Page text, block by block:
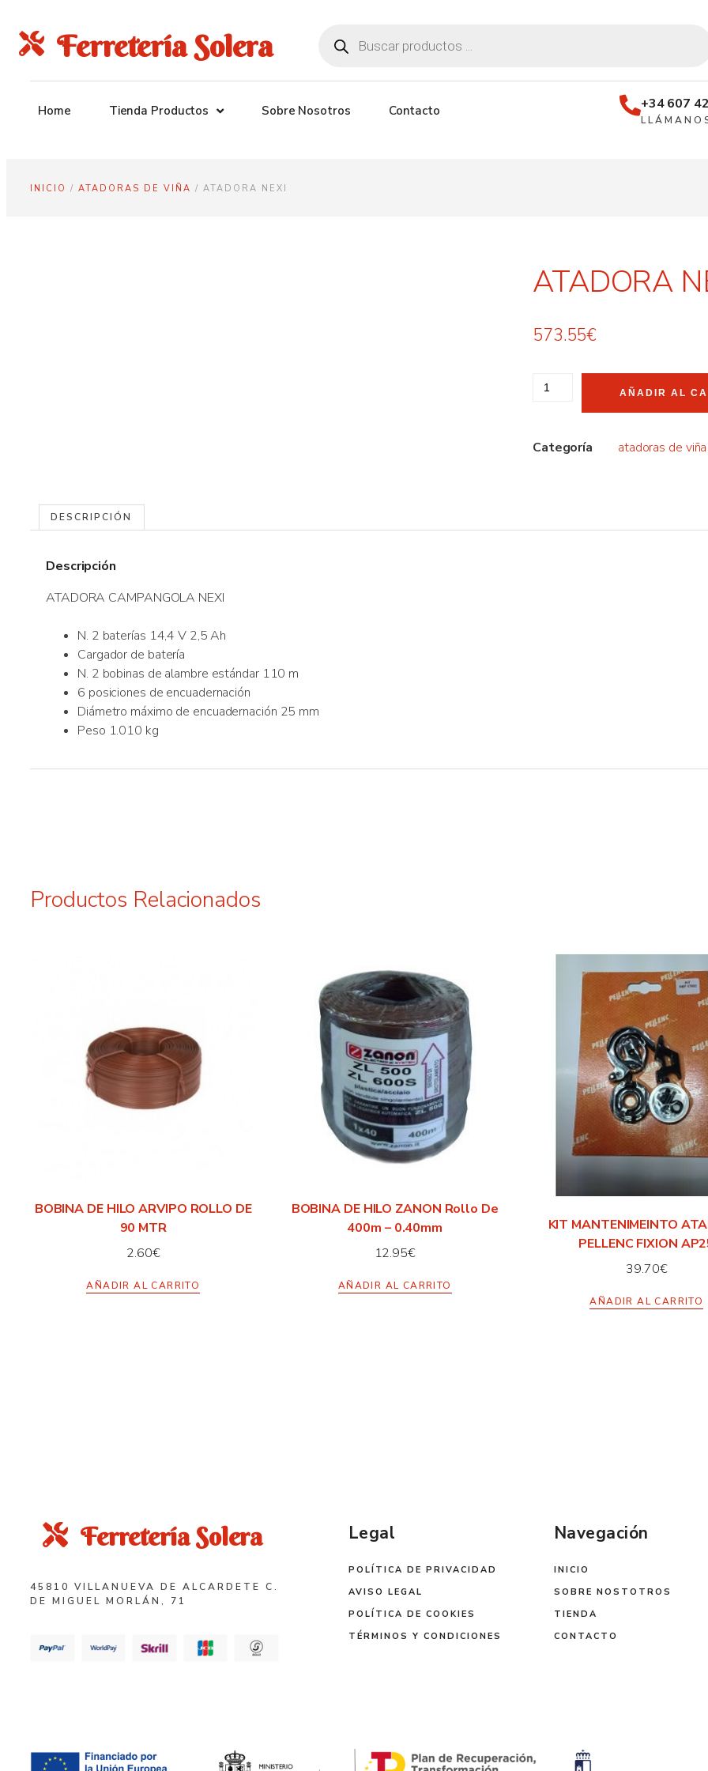
Ferretería Solera
Home Tienda Productos Sobre Nosotros Contacto +34 607
INICIO / ATADORAS DE VIÑA / ATADORA NEXI
ATADORA
573.55€
AÑADIR AL
Categoría atadoras de viña
DESCRIPCIÓN
Descripción
ATADORA CAMPANGOLA NEXI
N. 2 baterías 14,4 V 2,5 Ah
Cargador de batería
N. 2 bobinas de alambre estándar 110 m
6 posiciones de encuadernación
Diámetro máximo de encuadernación 25 mm
Peso 1.010 kg
Productos Relacionados
BOBINA DE HILO ARVIPO ROLLO DE
90 MTR
2.60€
AÑADIR AL CARRITO
BOBINA DE HILO ZANON Rollo De
400m – 0.40mm
12.95€
AÑADIR AL CARRITO
KIT MANTENIMEINTO
PELLENC FIXION
39.70€
AÑADIR AL CARRITO
Ferretería Solera
45810 VILLANUEVA DE ALCARDETE C.
DE MIGUEL MORLÁN, 71
Legal
POLÍTICA DE PRIVACIDAD
AVISO LEGAL
POLÍTICA DE COOKIES
TÉRMINOS Y CONDICIONES
Navegación
INICIO
SOBRE NOSTOTROS
TIENDA
CONTACTO